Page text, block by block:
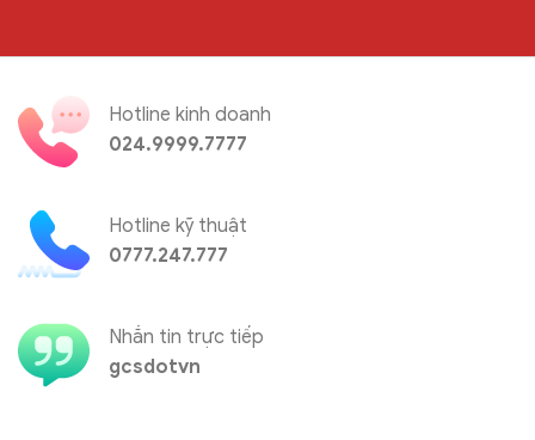
Hotline kinh doanh
024.9999.7777
Hotline kỹ thuật
0777.247.777
Nhắn tin trực tiếp
gcsdotvn